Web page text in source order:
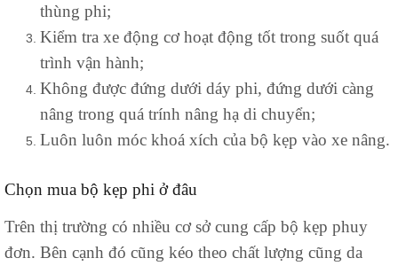
thùng phi;
Kiểm tra xe động cơ hoạt động tốt trong suốt quá
trình vận hành;
Không được đứng dưới dáy phi, đứng dưới càng
nâng trong quá trính nâng hạ di chuyển;
Luôn luôn móc khoá xích của bộ kẹp vào xe nâng.
Chọn mua bộ kẹp phi ở đâu
Trên thị trường có nhiều cơ sở cung cấp bộ kẹp phuy
đơn. Bên cạnh đó cũng kéo theo chất lượng cũng da